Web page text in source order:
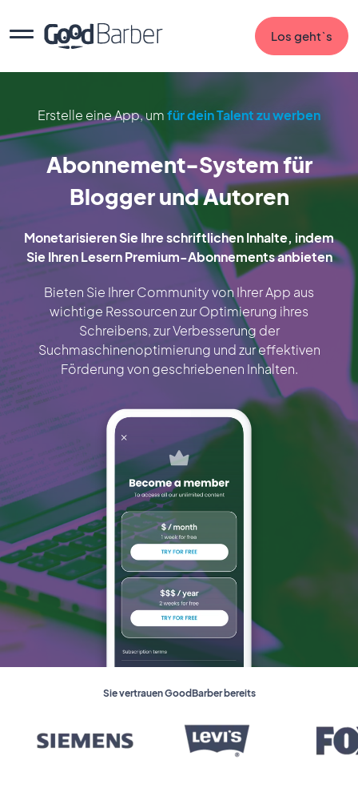
Los geht`s
Erstelle eine App, umfür dein Talent zu werben
Abonnement-System für
Blogger und Autoren
Monetarisieren Sie Ihre schriftlichen Inhalte, indem
Sie Ihren Lesern Premium-Abonnements anbieten
Bieten Sie Ihrer Community von Ihrer App aus
wichtige Ressourcen zur Optimierung ihres
Schreibens, zur Verbesserung der
Suchmaschinenoptimierung und zur effektiven
Förderung von geschriebenen Inhalten.
Sie vertrauen GoodBarber bereits